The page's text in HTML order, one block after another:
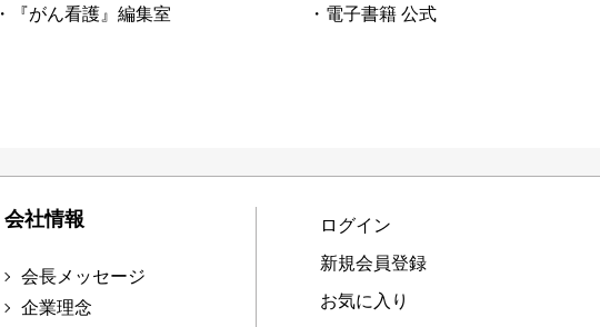
・『がん看護』編集室 ・電子書籍 公式
会社情報
会長メッセージ
企業理念
ログイン
新規会員登録
お気に入り